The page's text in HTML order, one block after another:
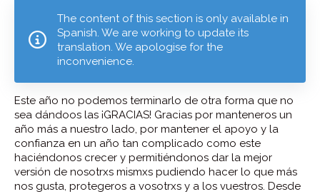
The content of this section is only available in
Spanish. We are working to update its
translation. We apologise for the
inconvenience.
Este año no podemos terminarlo de otra forma que no
sea dándoos las ¡GRACIAS! Gracias por manteneros un
año más a nuestro lado, por mantener el apoyo y la
confianza en un año tan complicado como este
haciéndonos crecer y permitiéndonos dar la mejor
versión de nosotrxs mismxs pudiendo hacer lo que más
nos gusta, protegeros a vosotrxs y a los vuestros. Desde